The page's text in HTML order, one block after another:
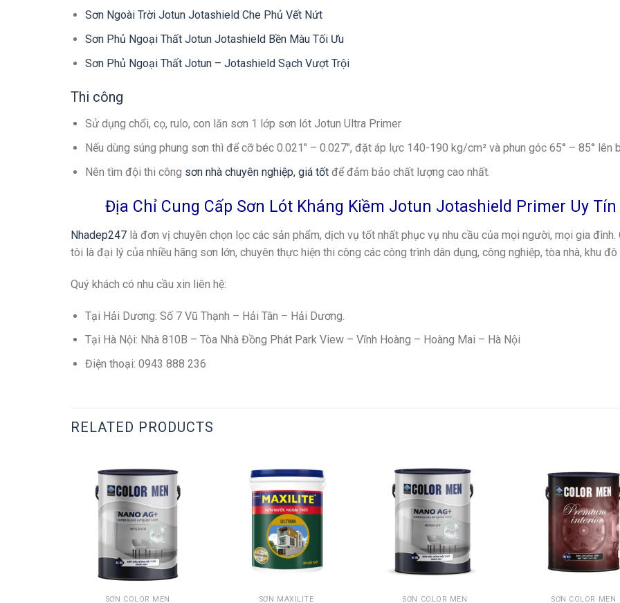
Sơn Ngoài Trời Jotun Jotashield Che Phủ Vết Nứt
Sơn Phủ Ngoại Thất Jotun Jotashield Bền Màu Tối Ưu
Sơn Phủ Ngoại Thất Jotun – Jotashield Sạch Vượt Trội
Thi công
Sử dụng chổi, cọ, rulo, con lăn sơn 1 lớp sơn lót Jotun Ultra Primer
Nếu dùng súng phung sơn thì để cỡ béc 0.021″ – 0.027″, đặt áp lực 140-190 kg/cm² và phun góc 65° – 85° lên
Nên tìm đội thi công sơn nhà chuyên nghiệp, giá tốtđể đảm bảo chất lượng cao nhất.
Địa Chỉ Cung Cấp Sơn Lót Kháng Kiềm Jotun Jotashield Primer Uy Tín
Nhadep247 là đơn vị chuyên chọn lọc các sản phẩm, dịch vụ tốt nhất phục vụ nhu cầu của mọi người, mọi gia đình.
tôi là đại lý của nhiều hãng sơn lớn, chuyên thực hiện thi công các công trình dân dụng, công nghiệp, tòa nhà, khu đô
Quý khách có nhu cầu xin liên hệ:
Tại Hải Dương: Số 7 Vũ Thạnh – Hải Tân – Hải Dương.
Tại Hà Nội: Nhà 810B – Tòa Nhà Đồng Phát Park View – Vĩnh Hoàng – Hoàng Mai – Hà Nội
Điện thoại: 0943 888 236
RELATED PRODUCTS
SƠN COLOR MEN SƠN MAXILITE SƠN COLOR MEN SƠN COLOR MEN